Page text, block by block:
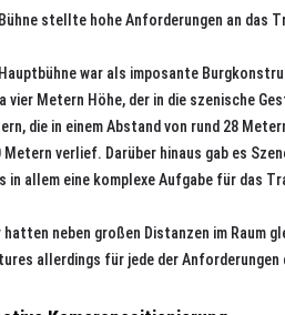
stellte hohe Anforderungen an das
war als imposante
vier Metern Höhe, der in die szenische
die in einem Abstand von rund 28
Metern verlief. Darüber hinaus gab es
in allem eine komplexe Aufgabe für das
hatten neben großen Distanzen im Raum
allerdings für jede der Anforderungen